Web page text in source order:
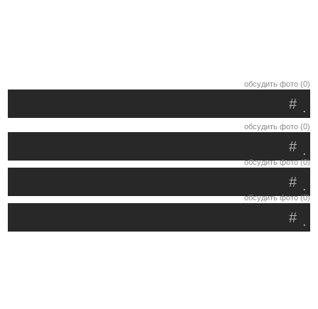
обсудить фото (0)
.
#
обсудить фото (0)
.
#
обсудить фото (0)
.
#
обсудить фото (0)
.
#